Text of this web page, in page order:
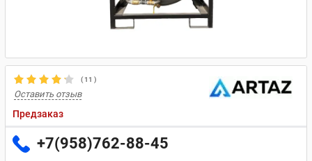
(11 )
Оставить отзыв
Предзаказ
+7(958)762-88-45